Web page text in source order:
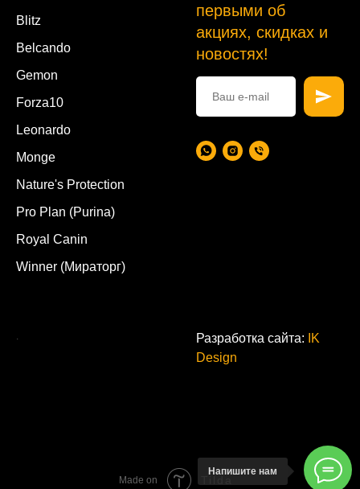
Blitz
Belcando
Gemon
Forza10
Leonardo
Monge
Nature's Protection
Pro Plan (Purina)
Royal Canin
Winner (Мираторг)
первыми об
акциях, скидках и
новостях!
Разработка сайта:
IK
Design
Напишите нам
Made on